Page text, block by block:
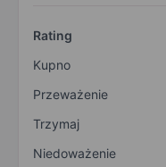
Rating
Kupno
Przeważenie
Trzymaj
Niedoważenie